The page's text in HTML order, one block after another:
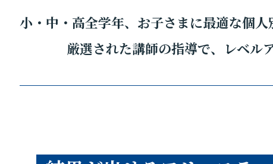
小・中・高全学年、お子さまに最適な個
厳選された講師の指導で、レベル